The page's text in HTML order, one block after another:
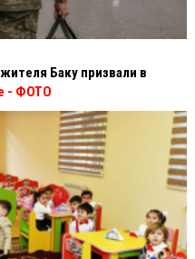
Баку призвали в
- ФОТО